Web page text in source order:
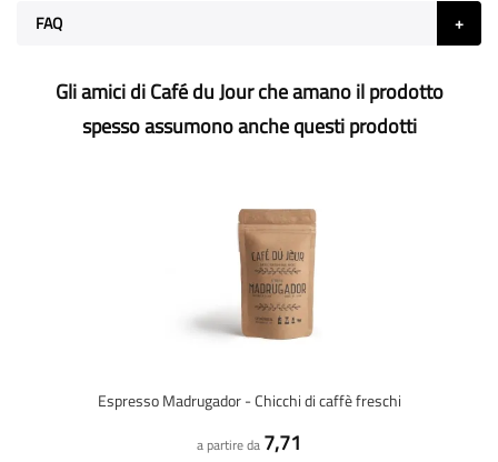
FAQ
Gli amici di Café du Jour che amano il prodotto
spesso assumono anche questi prodotti
Espresso Madrugador - Chicchi di caffè freschi
a partire da 7,71